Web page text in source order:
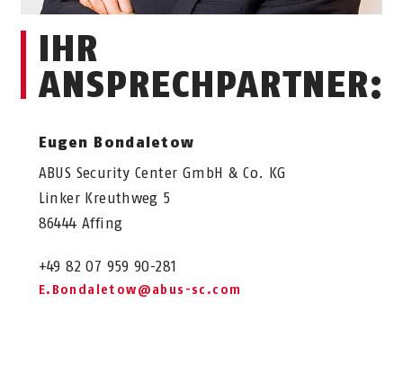
IHR
ANSPRECHPARTNER:
Eugen Bondaletow
ABUS Security Center GmbH & Co. KG
Linker Kreuthweg 5
86444 Affing
+49 82 07 959 90-281
E.Bondaletow@abus-sc.com